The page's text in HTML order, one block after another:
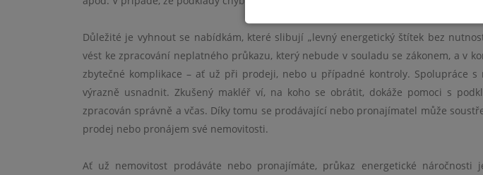
Důležité je vyhnout se nabídkám, které slibují „levný energetický štítek bez
vést ke zpracování neplatného průkazu, který nebude v souladu se zákonem, a v
zbytečné komplikace – ať už při prodeji, nebo u případné kontroly. Spolupráce
výrazně usnadnit. Zkušený makléř ví, na koho se obrátit, dokáže pomoci s
zpracován správně a včas. Díky tomu se prodávající nebo pronajímatel může
prodej nebo pronájem své nemovitosti.
Ať už nemovitost prodáváte nebo pronajímáte, průkaz energetické náročnosti